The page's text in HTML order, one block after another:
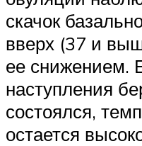
скачок
вверх (37 и
ее снижением.
наступления
состоялся,
остается